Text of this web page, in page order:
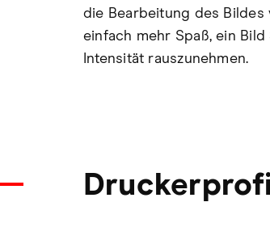
die Bearbeitung des Bildes
einfach mehr Spaß, ein
Intensität rauszunehmen.